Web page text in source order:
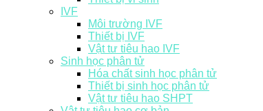
IVF
Môi trường IVF
Thiết bị IVF
Vật tư tiêu hao IVF
Sinh học phân tử
Hóa chất sinh học phân tử
Thiết bị sinh học phân tử
Vật tư tiêu hao SHPT